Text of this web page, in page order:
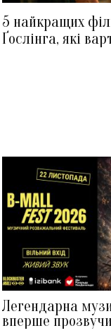
5 найкращих
Ґослінга, які
Легендарна
вперше